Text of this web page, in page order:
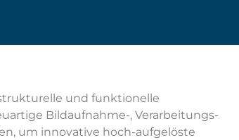
und funktionelle
Bildaufnahme-, Verarbeitungs-
um innovative hoch-aufgelöste